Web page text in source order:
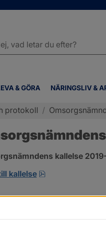
& GÖRA NÄRINGSLIV &
protokoll /
kallelse
kallelse
pdf, öppnas i